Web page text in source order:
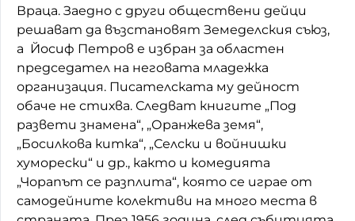
Враца. Заедно с други обществени дейци
решават да възстановят Земеделския съюз,
а Йосиф Петров е избран за областен
председател на неговата младежка
организация. Писателската му дейност
обаче не стихва. Следват книгите „Под
развети знамена“, „Оранжева земя“,
„Босилкова китка“, „Селски и войнишки
хуморески“ и др., както и комедията
„Чорапът се разплита“, която се играе от
самодейните колективи на много места в